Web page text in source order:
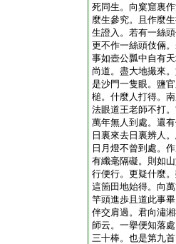
死同生。向窠窟裏
麼生參究。且作麼
生證入。若有一絲
更不作一絲頭伎倆
事如壺公瓢中自有
尚道。盡大地撮來
是沙門一隻眼。鹽
槌。什麼人打得。
法眼道王老師不打
萬年無人到處。還
日裏來去日裏辨人
日月燈不曾到處。
有纖毫隔礙。則如
行便行。更疑什麼
這箇田地始得。向
竿頭進歩且道此事
伴交肩過。君向潚
師云。一擧便知落
三十棒。也是第九